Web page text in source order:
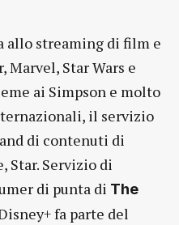
allo streaming di film e
Marvel, Star Wars e
ai Simpson e molto
il servizio
di contenuti di
Servizio di
di punta di The
fa parte del